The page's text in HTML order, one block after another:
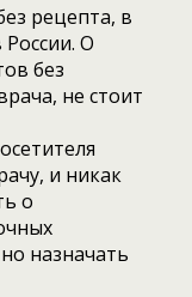
рецепта, в
О
без
не стоит
и никак
о
назначать